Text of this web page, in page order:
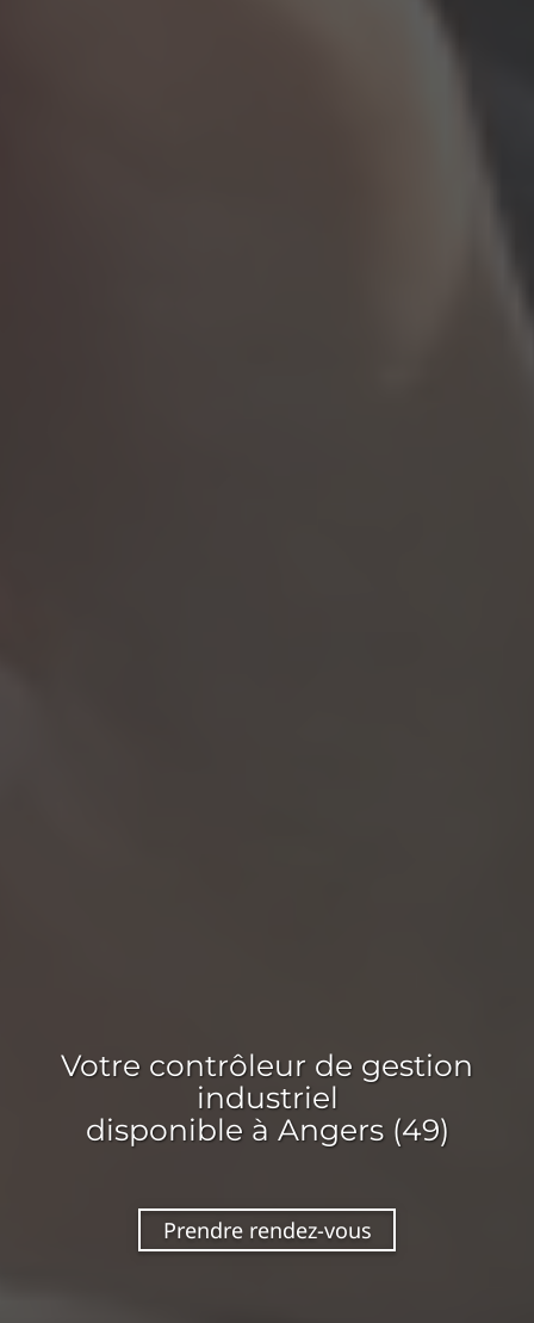
Votre contrôleur de gestion
industriel
disponible à Angers (49)
Prendre rendez-vous